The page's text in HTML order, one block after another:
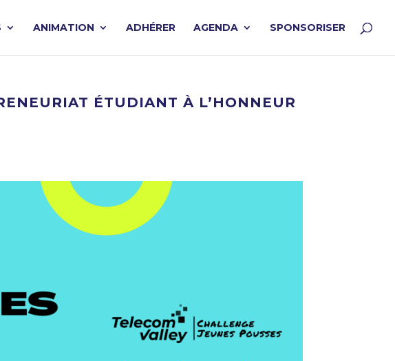
ANIMATION ADHÉRER AGENDA SPONSORISER
ÉTUDIANT À L’HONNEUR